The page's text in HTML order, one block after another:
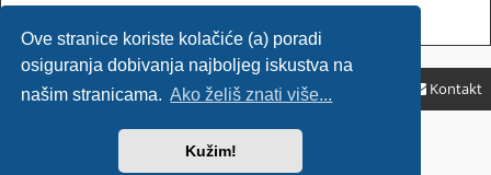
Ove stranice koriste kolačiće (a) poradi
osiguranja dobivanja najboljeg iskustva na
našim stranicama. Ako želiš znati više...
Kužim!
Početna Početna Kontakt
Sponsored bySajaMobile
phpBB® Forum Software © phpBB Limited
HR (CRO) byAnčica Sečan